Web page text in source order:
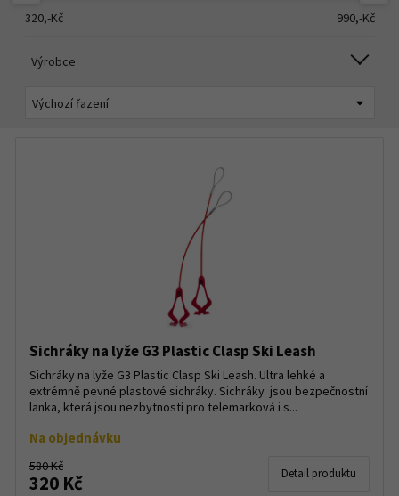
320,-Kč 990,-Kč
Výrobce
Sichráky na lyže G3 Plastic Clasp Ski Leash
Sichráky na lyže G3 Plastic Clasp Ski Leash. Ultra lehké a
extrémně pevné plastové sichráky. Sichráky jsou bezpečnostní
lanka, která jsou nezbytností pro telemarková i s...
Na objednávku
580 Kč
320 Kč Detail produktu